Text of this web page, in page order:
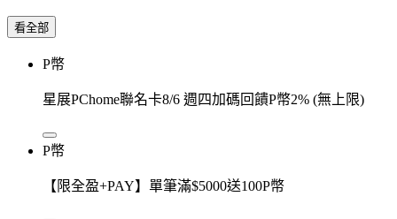
看全部
P幣
星展PChome聯名卡8/6 週四加碼回饋P幣2% (無上限)
P幣
【限全盈+PAY】單筆滿$5000送100P幣